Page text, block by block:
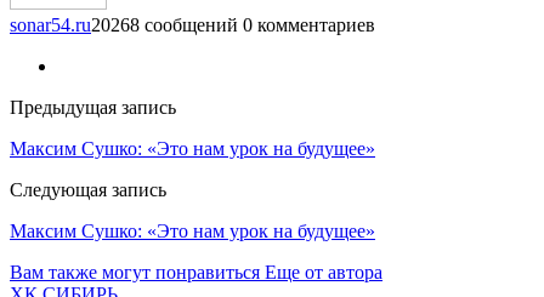
sonar54.ru20268 сообщений 0 комментариев
Предыдущая запись
Максим Сушко: «Это нам урок на будущее»
Следующая запись
Максим Сушко: «Это нам урок на будущее»
Вам также могут понравиться Еще от автора